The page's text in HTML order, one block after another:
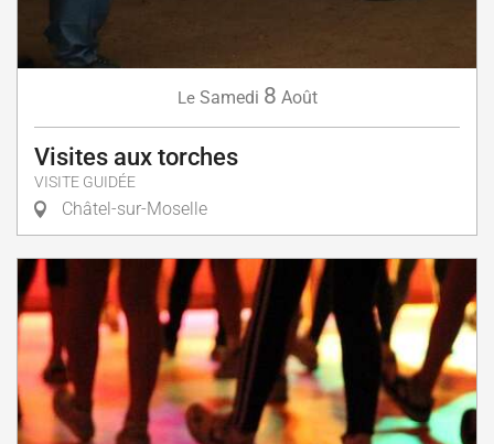
Le Samedi 8 Août
Visites aux torches
VISITE GUIDÉE
Châtel-sur-Moselle